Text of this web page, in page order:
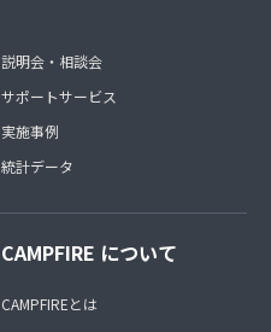
説明会・相談会
サポートサービス
実施事例
統計データ
CAMPFIRE について
CAMPFIREとは